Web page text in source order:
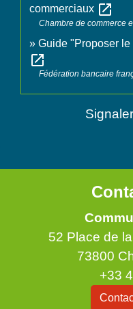
commerciaux open_in_new
Chambre de commerce
Guide "Proposer
open_in_new
Fédération bancaire
52 Place de
73800
+33